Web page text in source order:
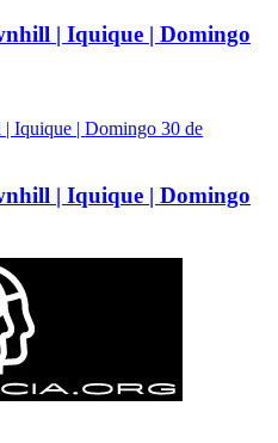
| Iquique | Domingo
| Iquique | Domingo